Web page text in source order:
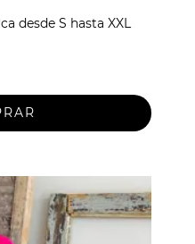
desde S hasta XXL